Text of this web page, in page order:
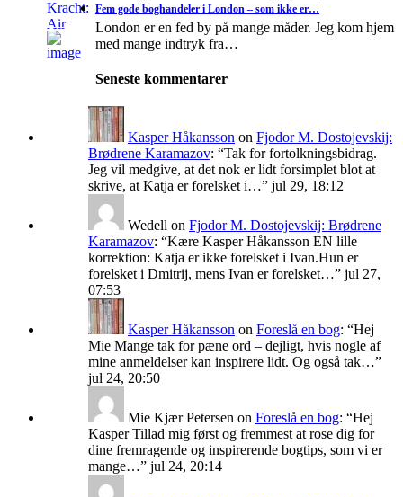
Fem gode boghandeler i London – som ikke er…
London er en fed by på mange måder. Jeg kom hjem
med mange indtryk fra…
Seneste kommentarer
Kasper Håkansson on Fjodor M. Dostojevskij:
Brødrene Karamazov: “Tak for fortolkningsbidrag.
Jeg vil medgive, at det nok er lidt forsimplet blot at
skrive, at Katja er forelsket i…” jul 29, 18:12
Wedell on Fjodor M. Dostojevskij: Brødrene
Karamazov: “Kære Kasper Håkansson EN lille
korrektion: Katja er ikke forelsket i Ivan.Hun er
forelsket i Dmitrij, mens Ivan er forelsket…” jul 27,
07:53
Kasper Håkansson on Foreslå en bog: “Hej
Mie Mange tak for pæne ord – dejligt, hvis nogle af
mine anmeldelser kan inspirere lidt. Og også tak…”
jul 24, 20:50
Mie Kjær Petersen on Foreslå en bog: “Hej
Kasper Tillad mig først og fremmest at rose dig for
dine fremragende og inspirerende bogtips, som vi er
mange…” jul 24, 20:14